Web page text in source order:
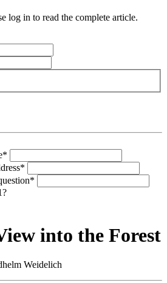
log in to read the complete article.
*
*
*
into the Forest
Weidelich